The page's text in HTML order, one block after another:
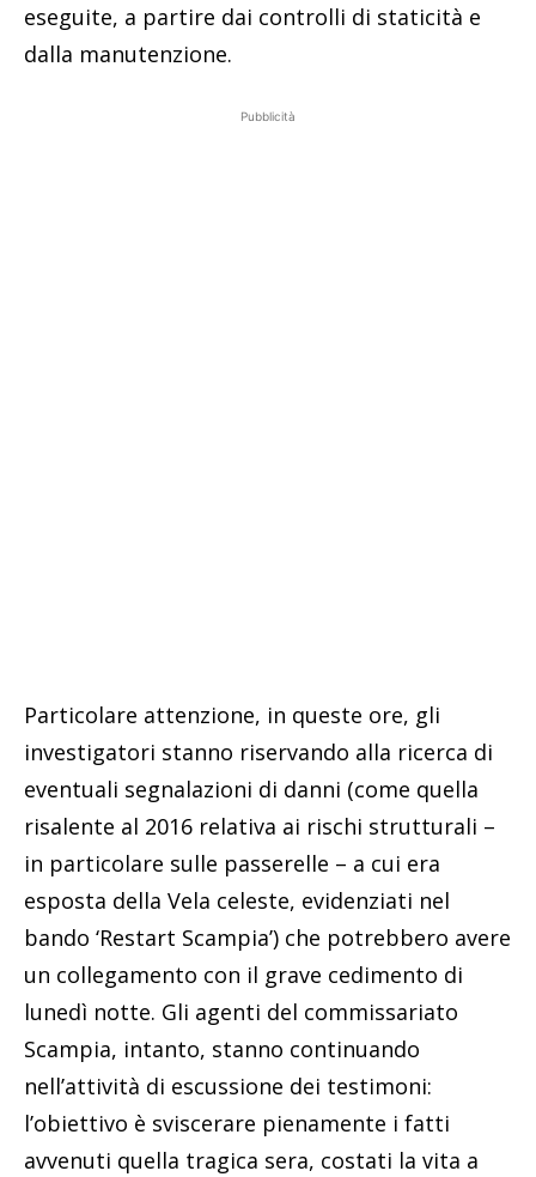
eseguite, a partire dai controlli di staticità e
dalla manutenzione.
Pubblicità
Particolare attenzione, in queste ore, gli
investigatori stanno riservando alla ricerca di
eventuali segnalazioni di danni (come quella
risalente al 2016 relativa ai rischi strutturali –
in particolare sulle passerelle – a cui era
esposta della Vela celeste, evidenziati nel
bando ‘Restart Scampia’) che potrebbero avere
un collegamento con il grave cedimento di
lunedì notte. Gli agenti del commissariato
Scampia, intanto, stanno continuando
nell’attività di escussione dei testimoni:
l’obiettivo è sviscerare pienamente i fatti
avvenuti quella tragica sera, costati la vita a